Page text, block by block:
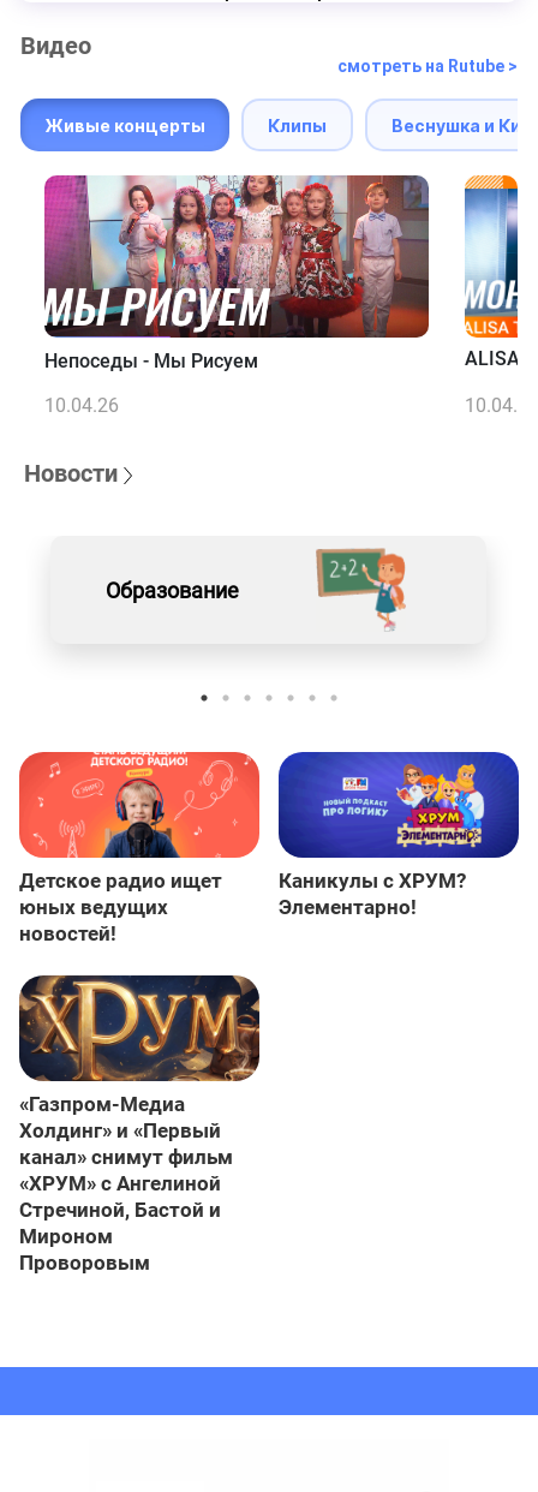
Видео
смотреть на Rutube >
Живые концерты Клипы Веснушка и
Непоседы - Мы Рисуем
10.04.26
ALISA
10.04.26
Новости
Образование
Детское радио ищет
юных ведущих
новостей!
Каникулы с ХРУМ?
Элементарно!
«Газпром-Медиа
Холдинг» и «Первый
канал» снимут фильм
«ХРУМ» с Ангелиной
Стречиной, Бастой и
Мироном
Проворовым